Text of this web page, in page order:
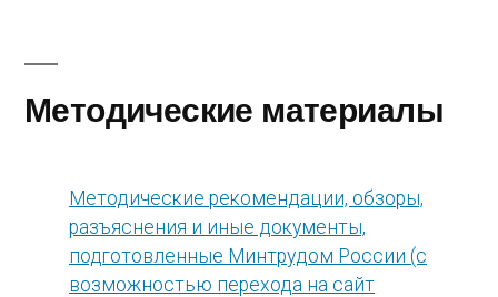
Методические материалы
Методические рекомендации, обзоры,
разъяснения и иные документы,
подготовленные Минтрудом России (с
возможностью перехода на сайт